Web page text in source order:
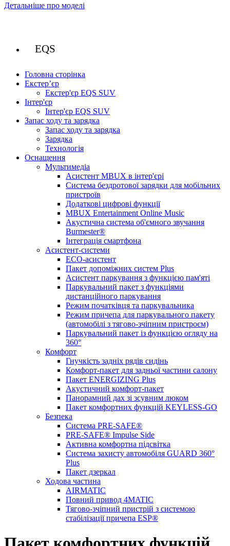
Детальніше про моделі
EQS
Головна сторінка
Екстер’єр
Екстер'єр EQS SUV
Інтер'єр
Інтер'єр EQS SUV
Запас ходу та зарядка
Запас ходу та зарядка
Зарядка
Технологія
Оснащення
Мультимедіа
Асистент MBUX в інтер'єрі
Система бездротової зарядки для мобільних
пристроїв
Додаткові цифрові функції
MBUX Entertainment Online Music
Акустична система об'ємного звучання
Burmester®
Інтеграція смартфона
Асистент-системи
ECO-асистент
Пакет допоміжних систем Plus
Асистент паркування з функцією пам'яті
Паркувальний пакет з функціями
дистанційного паркування
Режим початківця та паркувальника
Режим причепа для паркувального пакету
(автомобілі з тягово-зчіпним пристроєм)
Паркувальний пакет із функцією огляду на
360°
Комфорт
Гнучкість задніх рядів сидінь
Комфорт-пакет для задньої частини салону
Пакет ENERGIZING Plus
Акустичний комфорт-пакет
Панорамний дах зі зсувним люком
Пакет комфортних функцій KEYLESS-GO
Безпека
Система PRE-SAFE®
PRE-SAFE® Impulse Side
Активна комфортна підсвітка
Система захисту автомобіля GUARD 360°
Plus
Пакет дзеркал
Ходова частина
AIRMATIC
Повний привод 4MATIC
Тягово-зчіпний пристрій з системою
стабілізації причепа ESP®